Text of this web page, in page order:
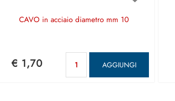
CAVO in acciaio diametro mm 10
€ 1,70 AGGIUNGI